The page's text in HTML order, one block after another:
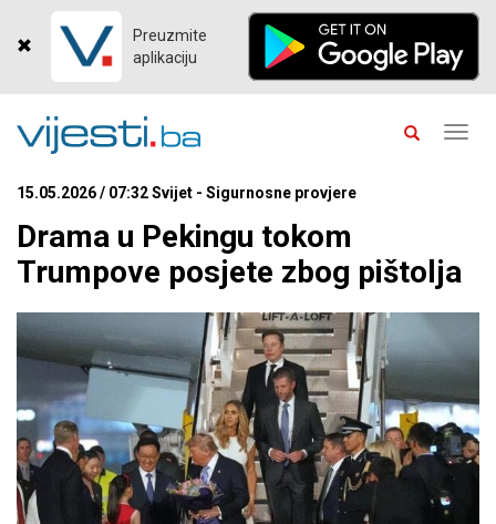
Preuzmite
aplikaciju
15.05.2026 / 07:32 Svijet - Sigurnosne provjere
Drama u Pekingu tokom
Trumpove posjete zbog pištolja